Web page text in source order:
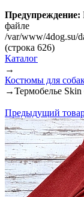
Предупреждение:
файле
/var/www/4dog.su/
(строка 626)
Каталог
→
Костюмы для
→Термобелье Skin
Предыдущий